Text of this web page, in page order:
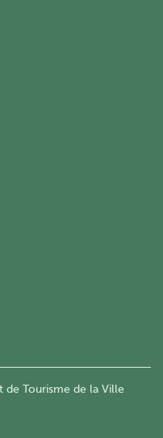
de Tourisme de la Ville